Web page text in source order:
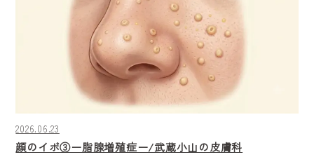
2026.06.23
顔のイボ③ー脂腺増殖症ー/武蔵小山の皮膚科